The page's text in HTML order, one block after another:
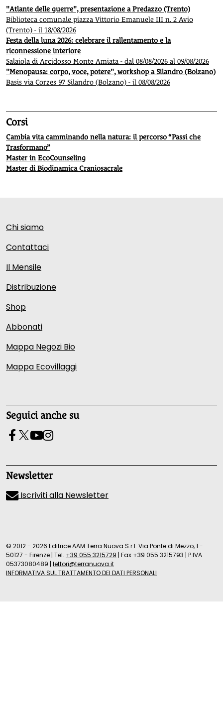
"Atlante delle guerre", presentazione a Predazzo (Trento)
Biblioteca comunale piazza Vittorio Emanuele III n. 2 Avio
(Trento) - il 18/08/2026
Festa della luna 2026: celebrare il rallentamento e la
riconnessione interiore
Salaiola di Arcidosso Monte Amiata - dal 08/08/2026 al 09/08/2026
"Menopausa: corpo, voce, potere", workshop a Silandro (Bolzano)
Basis via Corzes 97 Silandro (Bolzano) - il 08/08/2026
Corsi
Cambia vita camminando nella natura: il percorso “Passi che
Trasformano”
Master in EcoCounseling
Master di Biodinamica Craniosacrale
Chi siamo
Contattaci
Il Mensile
Distribuzione
Shop
Abbonati
Mappa Negozi Bio
Mappa Ecovillaggi
Seguici anche su
Newsletter
Iscriviti alla Newsletter
© 2012 - 2026 Editrice AAM Terra Nuova S.r.l. Via Ponte di Mezzo, 1 -
50127 - Firenze | Tel. +39 055 3215729 | Fax +39 055 3215793 | P.IVA
05373080489 | lettori@terranuova.it
INFORMATIVA SUL TRATTAMENTO DEI DATI PERSONALI